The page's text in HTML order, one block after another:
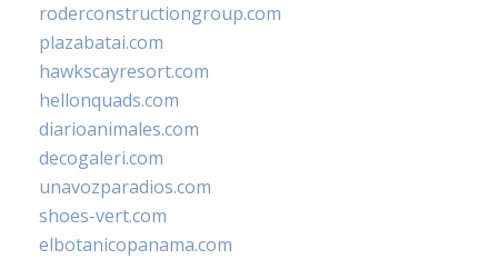
roderconstructiongroup.com
plazabatai.com
hawkscayresort.com
hellonquads.com
diarioanimales.com
decogaleri.com
unavozparadios.com
shoes-vert.com
elbotanicopanama.com